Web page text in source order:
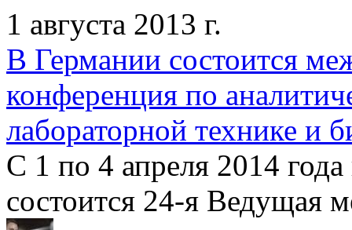
1 августа 2013 г.
В Германии состоится
конференция по
лабораторной технике и
С 1 по 4 апреля 2014
состоится 24-я Ведущая